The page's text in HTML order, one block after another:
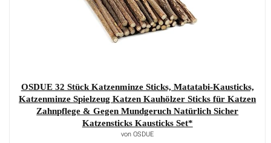
OSDUE 32 Stück Katzenminze Sticks, Matatabi-Kausticks,
Katzenminze Spielzeug Katzen Kauhölzer Sticks für Katzen
Zahnpflege & Gegen Mundgeruch Natürlich Sicher
Katzensticks Kausticks Set*
von OSDUE